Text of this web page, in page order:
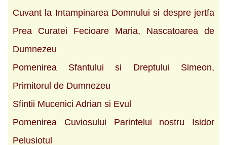
Cuvant la Intampinarea Domnului si despre jertfa
Prea Curatei Fecioare Maria, Nascatoarea de
Dumnezeu
Pomenirea Sfantului si Dreptului Simeon,
Primitorul de Dumnezeu
Sfintii Mucenici Adrian si Evul
Pomenirea Cuviosului Parintelui nostru Isidor
Pelusiotul